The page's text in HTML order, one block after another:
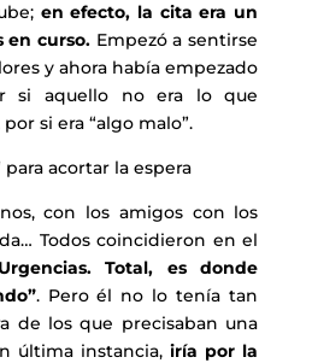
en efecto, la cita era un
en curso. Empezó a sentirse
y ahora había empezado
si aquello no era lo que
si era “algo malo”.
para acortar la espera
con los amigos con los
Todos coincidieron en el
Total, es donde
. Pero él no lo tenía tan
de los que precisaban una
última instancia,iría por la